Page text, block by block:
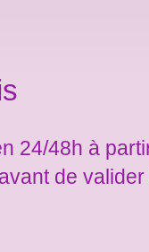
24/48h à
de